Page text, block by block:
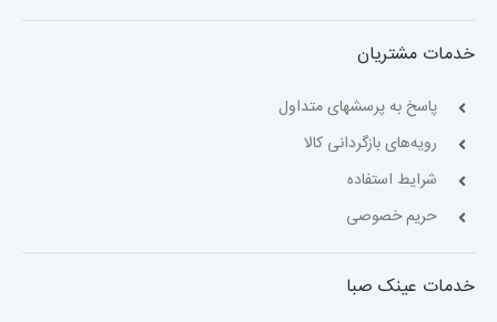
خدمات مشتریان
پاسخ به پرسشهای متداول
رویه‌های بازگردانی کالا
شرایط استفاده
حریم خصوصی
خدمات عینک صبا